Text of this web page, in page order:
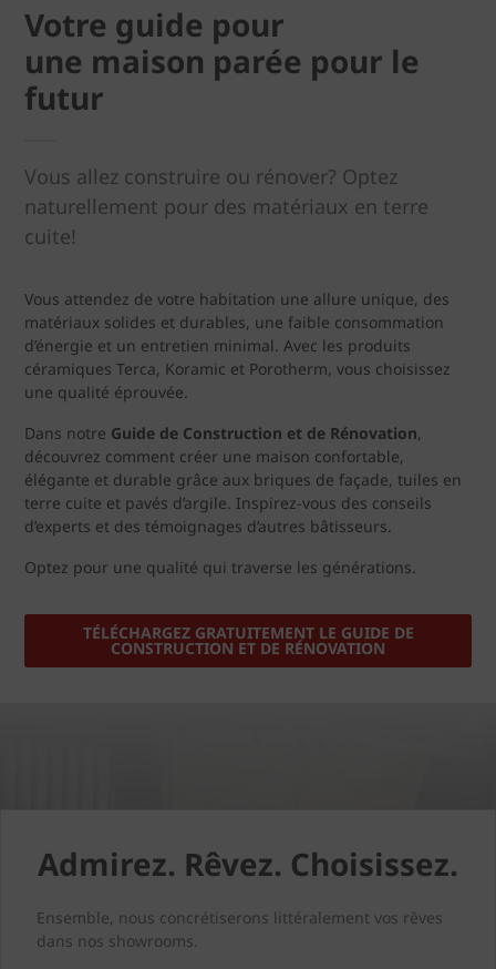
Votre guide pour
une maison parée pour le
futur
Vous allez construire ou rénover? Optez
naturellement pour des matériaux en terre
cuite!
Vous attendez de votre habitation une allure unique, des
matériaux solides et durables, une faible consommation
d’énergie et un entretien minimal. Avec les produits
céramiques Terca, Koramic et Porotherm, vous choisissez
une qualité éprouvée.
Dans notre Guide de Construction et de Rénovation,
découvrez comment créer une maison confortable,
élégante et durable grâce aux briques de façade, tuiles en
terre cuite et pavés d’argile. Inspirez-vous des conseils
d’experts et des témoignages d’autres bâtisseurs.
Optez pour une qualité qui traverse les générations.
TÉLÉCHARGEZ GRATUITEMENT LE GUIDE DE
CONSTRUCTION ET DE RÉNOVATION
Admirez. Rêvez. Choisissez.
Ensemble, nous concrétiserons littéralement vos rêves
dans nos showrooms.